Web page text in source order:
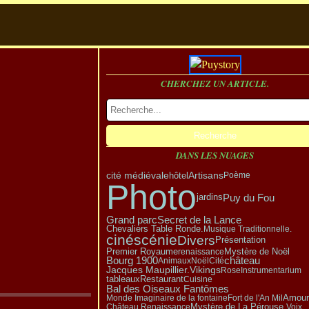
CHERCHEZ UN ARTICLE.
DANS LES NUAGES
cité médiévalehôtelArtisansPoème
PhotojardinsPuy du Fou
Grand parcSecret de la Lance
Chevaliers Table Ronde. Musique Traditionnelle.
cinéscénieDivers Présentation
Premier RoyaumerenaissanceMystère de Noël
Bourg 1900AnimauxNoël Citéchâteau
Jacques Maupillier.VikingsRoseInstrumentarium
tableaux RestaurantCuisine
Bal des Oiseaux Fantômes
Monde Imaginaire de la fontaine Fort de l'An Mil
Château Renaissance Mystère de La Pérouse.Voix